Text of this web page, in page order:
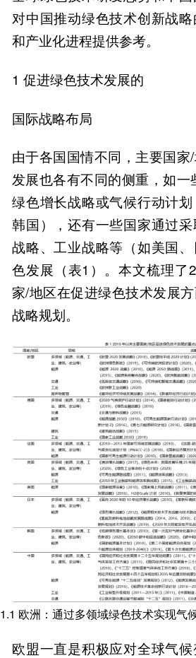
对中国推动绿色技术创新战
和产业化进程提供参考。
1 促进绿色技术发展的
国际战略布局
由于各国国情不同，主要国
发展也各有不同的侧重，如一
绿色增长战略或气候行动计划
韩国），还有一些国家通过
战略、工业战略等（如美国
色发展（表1）。本文梳理了
家/地区在促进绿色技术发展
战略规划。
1.1 欧洲：通过多领域绿色技术实现气
欧盟一直是积极应对全球气